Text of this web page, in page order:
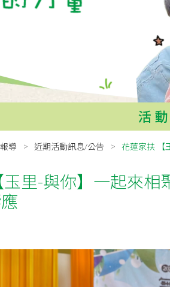
活
導 近期活動訊息/公告 花蓮家扶 【
玉里-與你】一起來